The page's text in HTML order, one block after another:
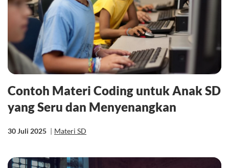
Contoh Materi Coding untuk Anak SD
yang Seru dan Menyenangkan
30 Juli 2025 | Materi SD